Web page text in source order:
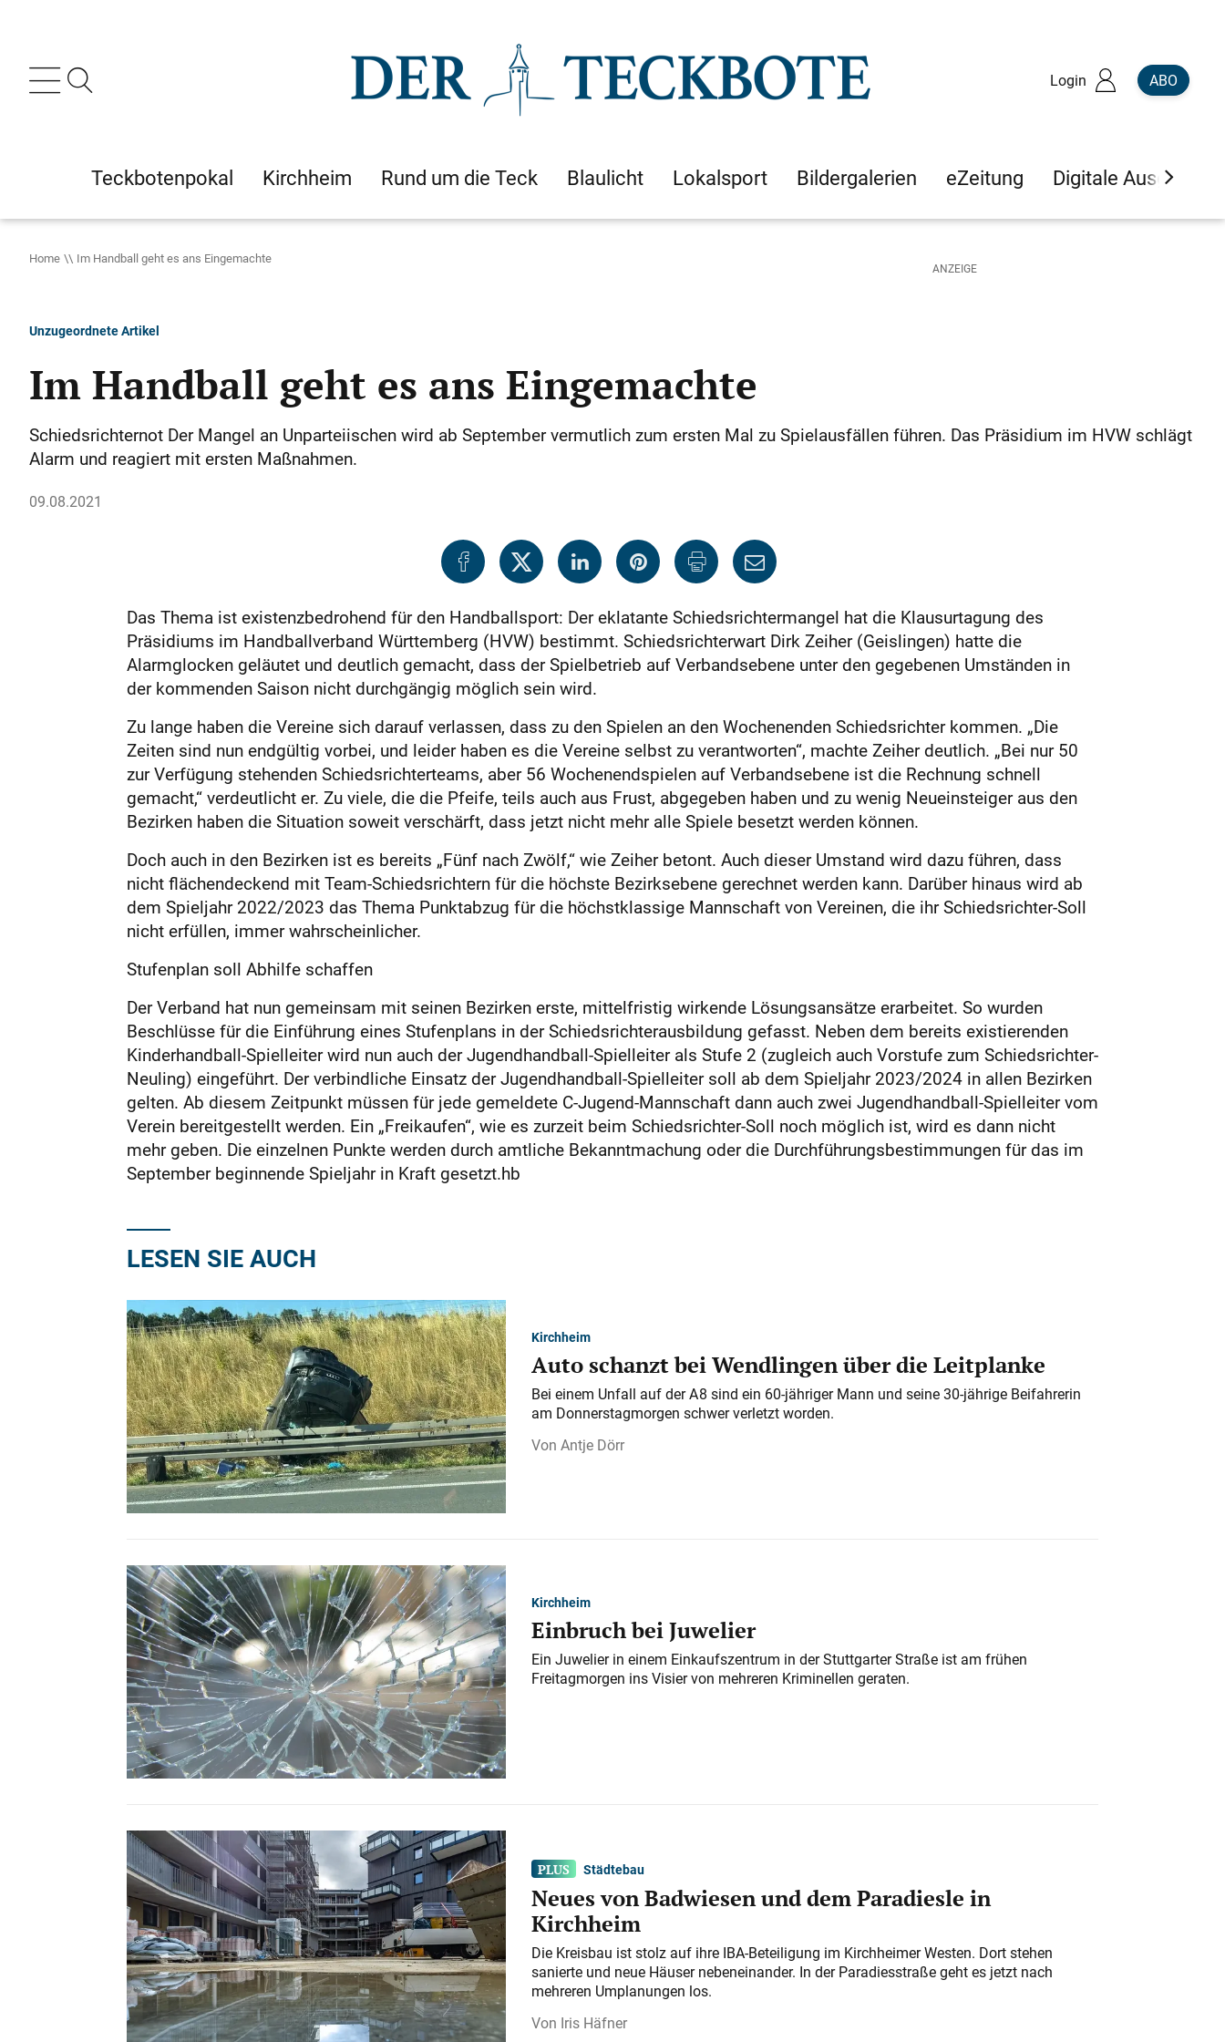
Login ABO
Teckbotenpokal Kirchheim Rund um die Teck Blaulicht Lokalsport Bildergalerien eZeitung Digitale Ausgaben
Home Im Handball geht es ans Eingemachte
Unzugeordnete Artikel
Im Handball geht es ans Eingemachte
Schiedsrichternot Der Mangel an Unparteiischen wird ab September vermutlich zum ersten Mal zu Spielausfällen führen. Das Präsidium im HVW schlägt
Alarm und reagiert mit ersten Maßnahmen.
09.08.2021
Das Thema ist existenzbedrohend für den Handballsport: Der eklatante Schiedsrichtermangel hat die Klausurtagung des
Präsidiums im Handballverband Württemberg (HVW) bestimmt. Schiedsrichterwart Dirk Zeiher (Geislingen) hatte die
Alarmglocken geläutet und deutlich gemacht, dass der Spielbetrieb auf Verbandsebene unter den gegebenen Umständen in
der kommenden Saison nicht durchgängig möglich sein wird.
Zu lange haben die Vereine sich darauf verlassen, dass zu den Spielen an den Wochenenden Schiedsrichter kommen. „Die
Zeiten sind nun endgültig vorbei, und leider haben es die Vereine selbst zu verantworten“, machte Zeiher deutlich. „Bei nur 50
zur Verfügung stehenden Schiedsrichterteams, aber 56 Wochenendspielen auf Verbandsebene ist die Rechnung schnell
gemacht,“ verdeutlicht er. Zu viele, die die Pfeife, teils auch aus Frust, abgegeben haben und zu wenig Neueinsteiger aus den
Bezirken haben die Situation soweit verschärft, dass jetzt nicht mehr alle Spiele besetzt werden können.
Doch auch in den Bezirken ist es bereits „Fünf nach Zwölf,“ wie Zeiher betont. Auch dieser Umstand wird dazu führen, dass
nicht flächendeckend mit Team-Schiedsrichtern für die höchste Bezirksebene gerechnet werden kann. Darüber hinaus wird ab
dem Spieljahr 2022/2023 das Thema Punktabzug für die höchstklassige Mannschaft von Vereinen, die ihr Schiedsrichter-Soll
nicht erfüllen, immer wahrscheinlicher.
Stufenplan soll Abhilfe schaffen
Der Verband hat nun gemeinsam mit seinen Bezirken erste, mittelfristig wirkende Lösungsansätze erarbeitet. So wurden
Beschlüsse für die Einführung eines Stufenplans in der Schiedsrichterausbildung gefasst. Neben dem bereits existierenden
Kinderhandball-Spielleiter wird nun auch der Jugendhandball-Spielleiter als Stufe 2 (zugleich auch Vorstufe zum Schiedsrichter-
Neuling) eingeführt. Der verbindliche Einsatz der Jugendhandball-Spielleiter soll ab dem Spieljahr 2023/2024 in allen Bezirken
gelten. Ab diesem Zeitpunkt müssen für jede gemeldete C-Jugend-Mannschaft dann auch zwei Jugendhandball-Spielleiter vom
Verein bereitgestellt werden. Ein „Freikaufen“, wie es zurzeit beim Schiedsrichter-Soll noch möglich ist, wird es dann nicht
mehr geben. Die einzelnen Punkte werden durch amtliche Bekanntmachung oder die Durchführungsbestimmungen für das im
September beginnende Spieljahr in Kraft gesetzt.hb
LESEN SIE AUCH
Kirchheim
Auto schanzt bei Wendlingen über die Leitplanke
Bei einem Unfall auf der A 8 sind ein 60-jähriger Mann und seine 30-jährige Beifahrerin
am Donnerstagmorgen schwer verletzt worden.
Antje Dörr
Kirchheim
Einbruch bei Juwelier
Ein Juwelier in einem Einkaufszentrum in der Stuttgarter Straße ist am frühen
Freitagmorgen ins Visier von mehreren Kriminellen geraten.
Städtebau
Neues von Badwiesen und dem Paradiesle in
Kirchheim
Die Kreisbau ist stolz auf ihre IBA-Beteiligung im Kirchheimer Westen. Dort stehen
sanierte und neue Häuser nebeneinander. In der Paradiesstraße geht es jetzt nach
mehreren Umplanungen los.
Iris Häfner